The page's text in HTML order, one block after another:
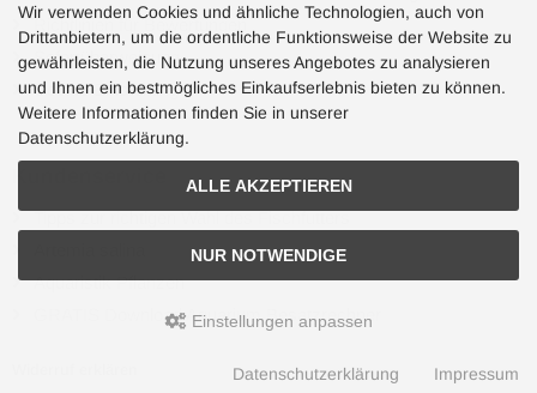
Richtlinien für Bewertungen
Sofortüberweisung
Cookie Einstellungen
Tipps zur richtigen Wahl des Fischfutters
Aquaristik Pflanzen
GRATIS Download Aquarium Besatzrechner
Wir verwenden Cookies und ähnliche Technologien, auch von
Drittanbietern, um die ordentliche Funktionsweise der Website zu
gewährleisten, die Nutzung unseres Angebotes zu analysieren
und Ihnen ein bestmögliches Einkaufserlebnis bieten zu können.
Weitere Informationen finden Sie in unserer
Datenschutzerklärung.
ALLE AKZEPTIEREN
NUR NOTWENDIGE
Einstellungen anpassen
Datenschutzerklärung Impressum